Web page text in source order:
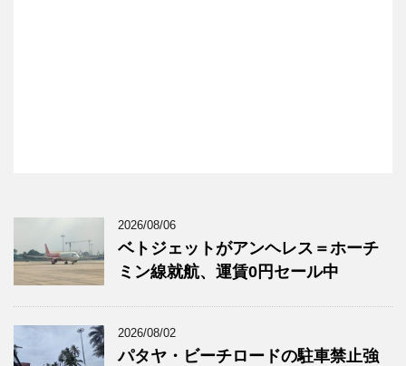
2026/08/06
ベトジェットがアンヘレス＝ホーチ
ミン線就航、運賃0円セール中
2026/08/02
パタヤ・ビーチロードの駐車禁止強